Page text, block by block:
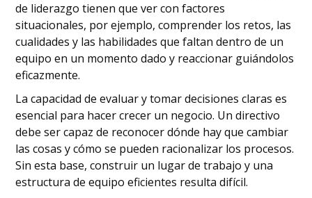
de liderazgo tienen que ver con factores
situacionales, por ejemplo, comprender los retos, las
cualidades y las habilidades que faltan dentro de un
equipo en un momento dado y reaccionar guiándolos
eficazmente.
La capacidad de evaluar y tomar decisiones claras es
esencial para hacer crecer un negocio. Un directivo
debe ser capaz de reconocer dónde hay que cambiar
las cosas y cómo se pueden racionalizar los procesos.
Sin esta base, construir un lugar de trabajo y una
estructura de equipo eficientes resulta difícil.